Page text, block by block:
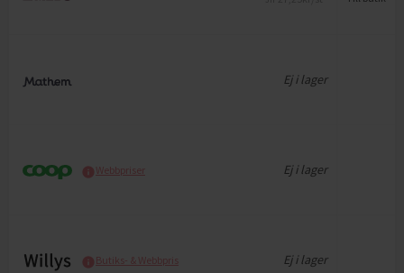
Ej i lager
Webbpriser Ej i lager
Butiks- & Webbpris Ej i lager